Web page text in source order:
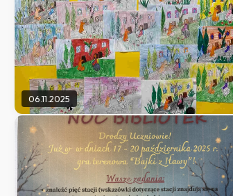
06.11.2025